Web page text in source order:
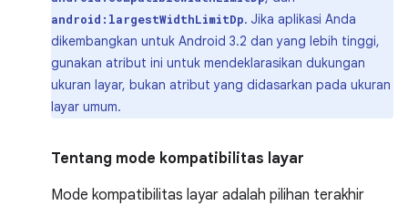
android:largestWidthLimitDp. Jika aplikasi Anda
dikembangkan untuk Android 3.2 dan yang lebih tinggi,
gunakan atribut ini untuk mendeklarasikan dukungan
ukuran layar, bukan atribut yang didasarkan pada ukuran
layar umum.
Tentang mode kompatibilitas layar
Mode kompatibilitas layar adalah pilihan terakhir